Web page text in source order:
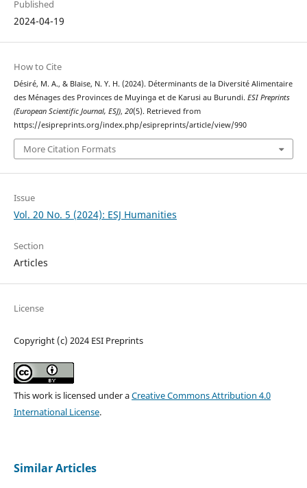
Published
2024-04-19
How to Cite
Désiré, M. A., & Blaise, N. Y. H. (2024). Déterminants de la Diversité Alimentaire
des Ménages des Provinces de Muyinga et de Karusi au Burundi. ESI Preprints
(European Scientific Journal, ESJ), 20(5). Retrieved from
https://esipreprints.org/index.php/esipreprints/article/view/990
More Citation Formats
Issue
Vol. 20 No. 5 (2024): ESJ Humanities
Section
Articles
License
Copyright (c) 2024 ESI Preprints
This work is licensed under aCreative Commons Attribution 4.0
International License.
Similar Articles